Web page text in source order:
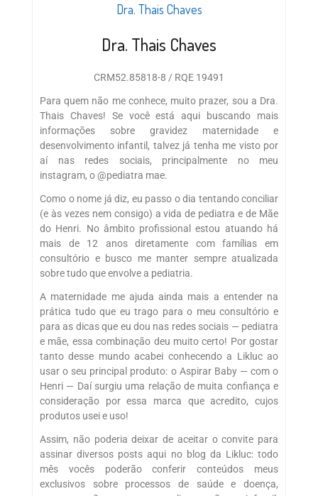
Dra. Thais Chaves
Dra. Thais Chaves
CRM52.85818-8 / RQE 19491
Para quem não me conhece, muito prazer, sou a Dra.
Thais Chaves! Se você está aqui buscando mais
informações sobre gravidez maternidade e
desenvolvimento infantil, talvez já tenha me visto por
aí nas redes sociais, principalmente no meu
instagram, o @pediatra mae.
Como o nome já diz, eu passo o dia tentando conciliar
(e às vezes nem consigo) a vida de pediatra e de Mãe
do Henri. No âmbito profissional estou atuando há
mais de 12 anos diretamente com famílias em
consultório e busco me manter sempre atualizada
sobre tudo que envolve a pediatria.
A maternidade me ajuda ainda mais a entender na
prática tudo que eu trago para o meu consultório e
para as dicas que eu dou nas redes sociais — pediatra
e mãe, essa combinação deu muito certo! Por gostar
tanto desse mundo acabei conhecendo a Likluc ao
usar o seu principal produto: o Aspirar Baby — com o
Henri — Daí surgiu uma relação de muita confiança e
consideração por essa marca que acredito, cujos
produtos usei e uso!
Assim, não poderia deixar de aceitar o convite para
assinar diversos posts aqui no blog da Likluc: todo
mês vocês poderão conferir conteúdos meus
exclusivos sobre processos de saúde e doença,